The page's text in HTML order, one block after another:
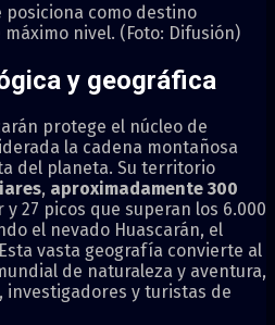
posiciona como destino
nivel. (Foto: Difusión)
y geográfica
protege el núcleo de
la cadena montañosa
del planeta. Su territorio
, aproximadamente 300
27 picos que superan los 6.000
el nevado Huascarán, el
vasta geografía convierte al
de naturaleza y aventura,
investigadores y turistas de